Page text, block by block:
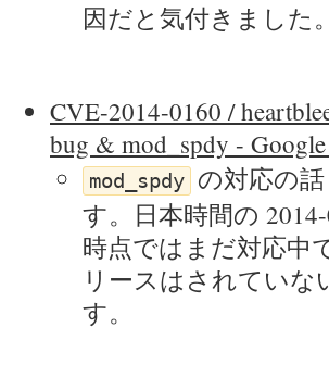
因だと気付きました。
CVE-2014-0160 /
bug & mod_spdy -
mod_spdy の対応の
す。日本時間の
時点ではまだ対応中
リースはされていな
す。